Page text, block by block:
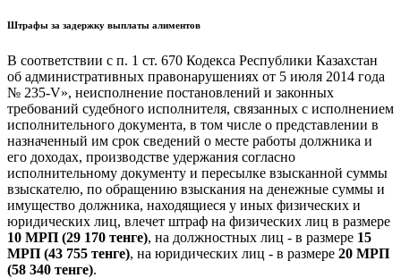
Штрафы за задержку выплаты алиментов
В соответствии с п. 1 ст. 670 Кодекса Республики Казахстан
об административных правонарушениях от 5 июля 2014 года
№ 235-V», неисполнение постановлений и законных
требований судебного исполнителя, связанных с исполнением
исполнительного документа, в том числе о представлении в
назначенный им срок сведений о месте работы должника и
его доходах, производстве удержания согласно
исполнительному документу и пересылке взысканной суммы
взыскателю, по обращению взыскания на денежные суммы и
имущество должника, находящиеся у иных физических и
юридических лиц, влечет штраф на физических лиц в размере
10 МРП (29 170 тенге), на должностных лиц - в размере 15
МРП (43 755 тенге), на юридических лиц - в размере 20 МРП
(58 340 тенге).